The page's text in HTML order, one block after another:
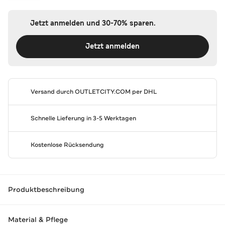
Jetzt anmelden und 30-70% sparen.
Jetzt anmelden
Versand durchOUTLETCITY.COM per DHL
Schnelle Lieferung in 3-5 Werktagen
Kostenlose Rücksendung
Produktbeschreibung
Material & Pflege